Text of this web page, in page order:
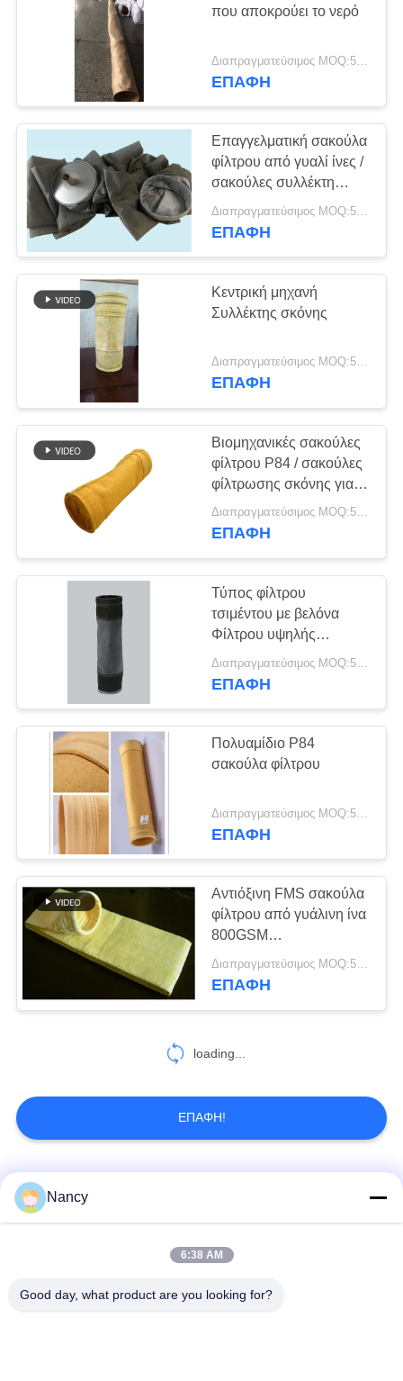
ΕΙΔΉΣΕΙΣ
ΖΗΤΉΣΤΕ
ΈΝΑ
ΑΠΌΣΠΑΣΜΑ
SITEMAP
ΠΟΛΙΤΙΚΉ
ΑΠΟΡΡΉΤΟΥ
που αποκρούει το νερό
ΕΠΑΦΉ
Επαγγελματική σακούλα
φίλτρου από γυαλί ίνες /
σακούλες συλλέκτη
σκόνης τσιμέντου
προσαρμοσμένο
Διαπραγματεύσιμος MOQ:50 τεμ
ΕΠΑΦΉ
Κεντρική μηχανή
Συλλέκτης σκόνης
Διαπραγματεύσιμος MOQ:50 τεμ
ΕΠΑΦΉ
Βιομηχανικές σακούλες
φίλτρου P84 / σακούλες
φίλτρωσης σκόνης για
εργοστάσια άσφαλτου
Διαπραγματεύσιμος MOQ:50 τεμ
ΕΠΑΦΉ
Τύπος φίλτρου
τσιμέντου με βελόνα
Φίλτρου υψηλής
θερμοκρασίας από γυαλί
ίνες
ΕΠΑΦΉ
Πολυαμίδιο P84
σακούλα φίλτρου
Διαπραγματεύσιμος MOQ:50 τεμ
ΕΠΑΦΉ
Αντιόξινη FMS σακούλα
φίλτρου από γυάλινη ίνα
800GSM
1000mm~8000mm
μήκος
Διαπραγματεύσιμος MOQ:50 τεμ
ΕΠΑΦΉ
loading...
ΕΠΑΦΉ!
Λαϊκή κατηγορία
Τύπος φίλτρου
Nancy
6:38 AM
Good day, what product are you looking for?